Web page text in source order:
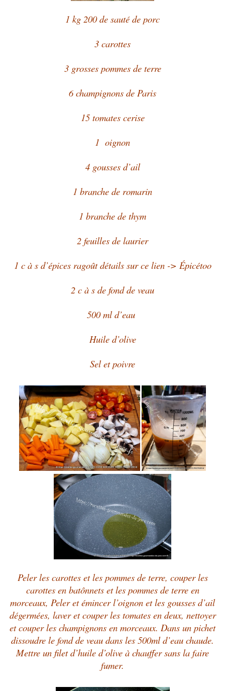
1 kg 200 de sauté de porc
3 carottes
3 grosses pommes de terre
6 champignons de Paris
15 tomates cerise
1 oignon
4 gousses d’ail
1 branche de romarin
1 branche de thym
2 feuilles de laurier
1 c à s d’épices ragoût détails sur ce lien -> Épicétoo
2 c à s de fond de veau
500 ml d’eau
Huile d’olive
Sel et poivre
Peler les carottes et les pommes de terre, couper les
carottes en batônnets et les pommes de terre en
morceaux, Peler et émincer l’oignon et les gousses d’ail
dégermées, laver et couper les tomates en deux, nettoyer
et couper les champignons en morceaux. Dans un pichet
dissoudre le fond de veau dans les 500ml d’eau chaude.
Mettre un filet d’huile d’olive à chauffer sans la faire
fumer.